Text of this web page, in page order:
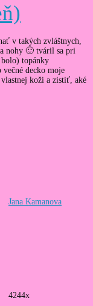
v takých zvláštnych,
nohy 🙂 tváril sa pri
topánky
decko moje
koži a zistiť, aké
Jana Kamanova
4244x